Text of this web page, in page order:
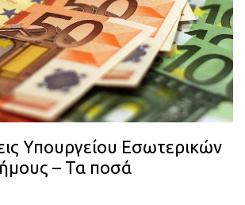
Υπουργείου Εσωτερικών
– Τα ποσά